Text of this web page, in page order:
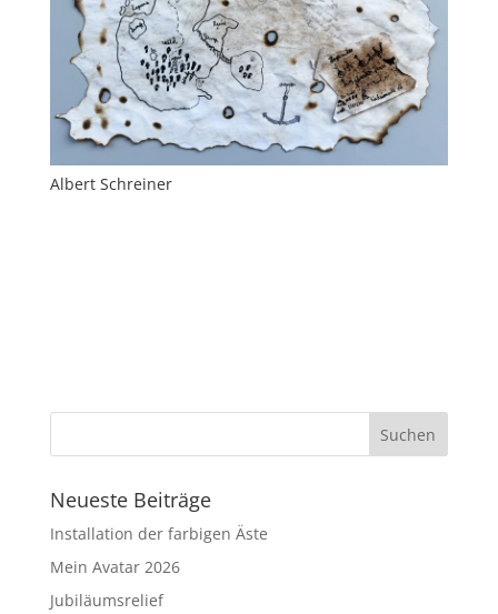
Albert Schreiner
Neueste Beiträge
Installation der farbigen Äste
Mein Avatar 2026
Jubiläumsrelief